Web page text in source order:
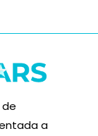
a